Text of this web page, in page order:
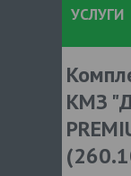
УСЛУГИ
КМЗ